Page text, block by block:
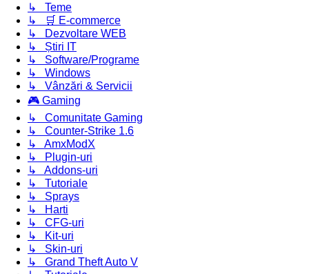
↳ Teme
↳ 🛒 E-commerce
↳ Dezvoltare WEB
↳ Știri IT
↳ Software/Programe
↳ Windows
↳ Vânzări & Servicii
🎮 Gaming
↳ Comunitate Gaming
↳ Counter-Strike 1.6
↳ AmxModX
↳ Plugin-uri
↳ Addons-uri
↳ Tutoriale
↳ Sprays
↳ Harti
↳ CFG-uri
↳ Kit-uri
↳ Skin-uri
↳ Grand Theft Auto V